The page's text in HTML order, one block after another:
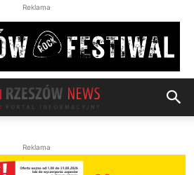
Reklama
Reklama